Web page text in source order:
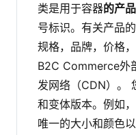
类是用于容器的产品
号标识。有关产品
规格，品牌，价格
B2C Commerce外
发网络（CDN）。
和变体版本。例如
唯一的大小和颜色